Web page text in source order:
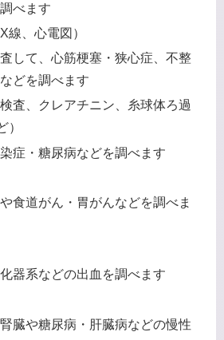
べます
線、心電図）
して、心筋梗塞・狭心症、不整
どを調べます
査、クレアチニン、糸球体ろ過
）
症・糖尿病などを調べます
食道がん・胃がんなどを調べま
器系などの出血を調べます
臓や糖尿病・肝臓病などの慢性